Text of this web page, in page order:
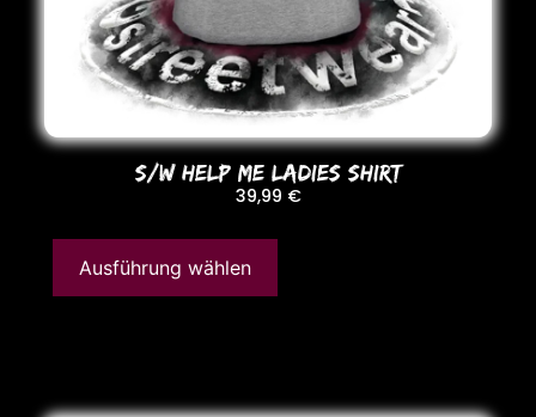
S/W HELP ME LADIES SHIRT
39,99 €
Ausführung wählen